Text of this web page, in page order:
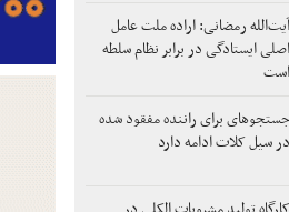
آیت‌الله رمضانی: اراده ملت عامل
اصلی ایستادگی در برابر نظام سلطه
است
جستجوهای برای راننده مفقود شده
در سیل کلات ادامه دارد